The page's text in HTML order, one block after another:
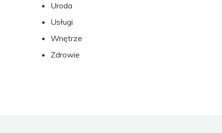
Uroda
Usługi
Wnętrze
Zdrowie